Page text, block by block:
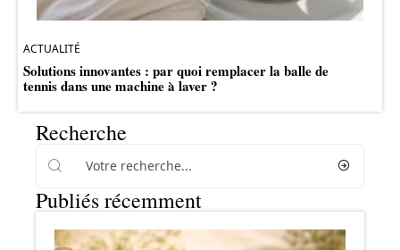
ACTUALITÉ
Solutions innovantes : par quoi remplacer la balle de
tennis dans une machine à laver ?
Recherche
Publiés récemment